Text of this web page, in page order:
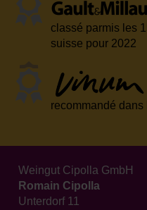
classé parmis les
suisse pour 2022
recommandé
Weingut Cipolla GmbH
Romain Cipolla
Unterdorf 11